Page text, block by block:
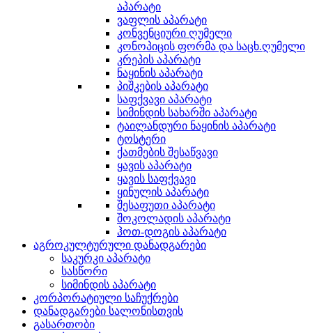
აპარატი
ვაფლის აპარატი
კონვენციური ღუმელი
კონოპიცის ფორმა და საცხ.ღუმელი
კრეპის აპარატი
ნაყინის აპარატი
პიშკების აპარატი
საფქვავი აპარატი
სიმინდის სახარში აპარატი
ტაილანდური ნაყინის აპარატი
ტოსტერი
ქათმების შესაწვავი
ყავის აპარატი
ყავის საფქვავი
ყინულის აპარატი
შესაფუთი აპარატი
შოკოლადის აპარატი
ჰოთ-დოგის აპარატი
აგროკულტურული დანადგარები
საკურკი აპარატი
სასწორი
სიმინდის აპარატი
კორპორატიული საჩუქრები
დანადგარები სალონისთვის
გასართობი